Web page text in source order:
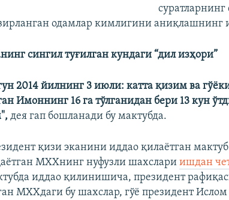
суратларнинг
одамлар кимлигини аниқлашнинг
сингил туғилган кундаги “дил изҳори”
2014 йилнинг 3 июли: катта қизим ва
Имоннинг 16 га тўлганидан бери 13 кун
дея гап бошланади бу мактубда.
қизи эканини иддао қилаётган
МХХнинг нуфузли шахслариишдан
иддао қилинишича, президент
МХХдаги бу шахслар, гўё президент